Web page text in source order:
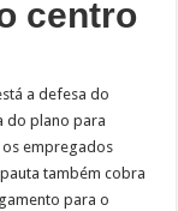
centro
a defesa do
do plano para
empregados
também cobra
para o